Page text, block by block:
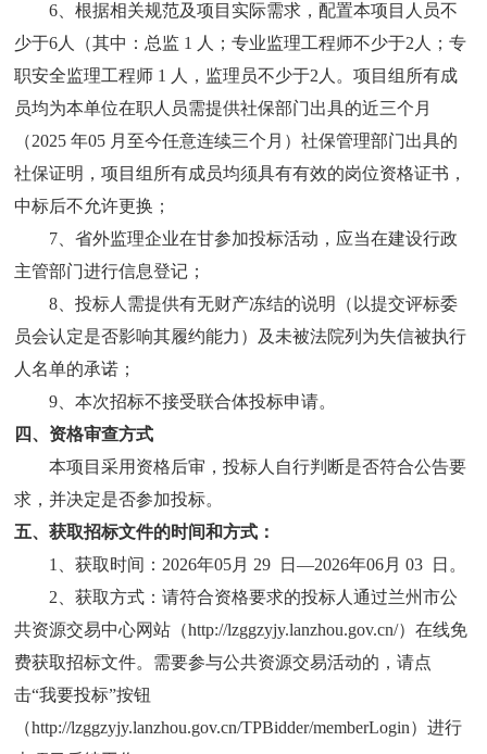
6、根据相关规范及项目实际需求，配置本项目人员不
少于6 人（其中：总监 1 人；专业监理工程师不少于2 人；专
职安全监理工程师 1 人，监理员不少于2 人。项目组所有成
员均为本单位在职人员需提供社保部门出具的近三个月
（2025 年05 月至今任意连续三个月）社保管理部门出具的
社保证明，项目组所有成员均须具有有效的岗位资格证书，
中标后不允许更换；
7、省外监理企业在甘参加投标活动，应当在建设行政
主管部门进行信息登记；
8、投标人需提供有无财产冻结的说明（以提交评标委
员会认定是否影响其履约能力）及未被法院列为失信被执行
人名单的承诺；
9、本次招标不接受联合体投标申请。
四、资格审查方式
本项目采用资格后审，投标人自行判断是否符合公告要
求，并决定是否参加投标。
五、获取招标文件的时间和方式：
1、获取时间：2026年05月 29 日—2026年06月 03
日。
2、获取方式：请符合资格要求的投标人通过兰州市公
共资源交易中心网站（http://lzggzyjy.lanzhou.gov.cn/）在线免
费获取招标文件。需要参与公共资源交易活动的，请点
击“我要投标”按钮
（http://lzggzyjy.lanzhou.gov.cn/TPBidder/memberLogin）进行